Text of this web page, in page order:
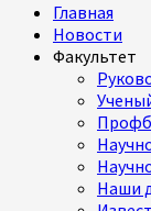
Главная
Новости
Факультет
Наши